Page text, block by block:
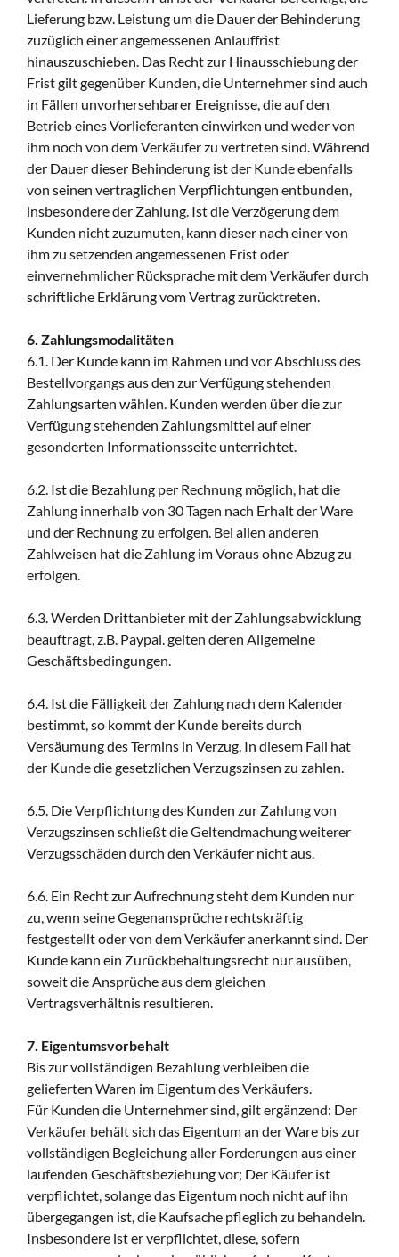
Lieferung bzw. Leistung um die Dauer der Behinderung
zuzüglich einer angemessenen Anlauffrist
hinauszuschieben. Das Recht zur Hinausschiebung der
Frist gilt gegenüber Kunden, die Unternehmer sind auch
in Fällen unvorhersehbarer Ereignisse, die auf den
Betrieb eines Vorlieferanten einwirken und weder von
ihm noch von dem Verkäufer zu vertreten sind. Während
der Dauer dieser Behinderung ist der Kunde ebenfalls
von seinen vertraglichen Verpflichtungen entbunden,
insbesondere der Zahlung. Ist die Verzögerung dem
Kunden nicht zuzumuten, kann dieser nach einer von
ihm zu setzenden angemessenen Frist oder
einvernehmlicher Rücksprache mit dem Verkäufer durch
schriftliche Erklärung vom Vertrag zurücktreten.
6. Zahlungsmodalitäten
6.1. Der Kunde kann im Rahmen und vor Abschluss des
Bestellvorgangs aus den zur Verfügung stehenden
Zahlungsarten wählen. Kunden werden über die zur
Verfügung stehenden Zahlungsmittel auf einer
gesonderten Informationsseite unterrichtet.
6.2. Ist die Bezahlung per Rechnung möglich, hat die
Zahlung innerhalb von 30 Tagen nach Erhalt der Ware
und der Rechnung zu erfolgen. Bei allen anderen
Zahlweisen hat die Zahlung im Voraus ohne Abzug zu
erfolgen.
6.3. Werden Drittanbieter mit der Zahlungsabwicklung
beauftragt, z.B. Paypal. gelten deren Allgemeine
Geschäftsbedingungen.
6.4. Ist die Fälligkeit der Zahlung nach dem Kalender
bestimmt, so kommt der Kunde bereits durch
Versäumung des Termins in Verzug. In diesem Fall hat
der Kunde die gesetzlichen Verzugszinsen zu zahlen.
6.5. Die Verpflichtung des Kunden zur Zahlung von
Verzugszinsen schließt die Geltendmachung weiterer
Verzugsschäden durch den Verkäufer nicht aus.
6.6. Ein Recht zur Aufrechnung steht dem Kunden nur
zu, wenn seine Gegenansprüche rechtskräftig
festgestellt oder von dem Verkäufer anerkannt sind. Der
Kunde kann ein Zurückbehaltungsrecht nur ausüben,
soweit die Ansprüche aus dem gleichen
Vertragsverhältnis resultieren.
7. Eigentumsvorbehalt
Bis zur vollständigen Bezahlung verbleiben die
gelieferten Waren im Eigentum des Verkäufers.
Für Kunden die Unternehmer sind, gilt ergänzend: Der
Verkäufer behält sich das Eigentum an der Ware bis zur
vollständigen Begleichung aller Forderungen aus einer
laufenden Geschäftsbeziehung vor; Der Käufer ist
verpflichtet, solange das Eigentum noch nicht auf ihn
übergegangen ist, die Kaufsache pfleglich zu behandeln.
Insbesondere ist er verpflichtet, diese, sofern